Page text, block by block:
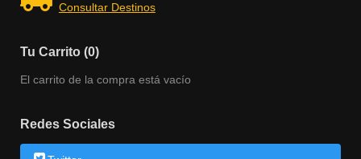
Consultar Destinos
Tu Carrito (0)
El carrito de la compra está vacío
Redes Sociales